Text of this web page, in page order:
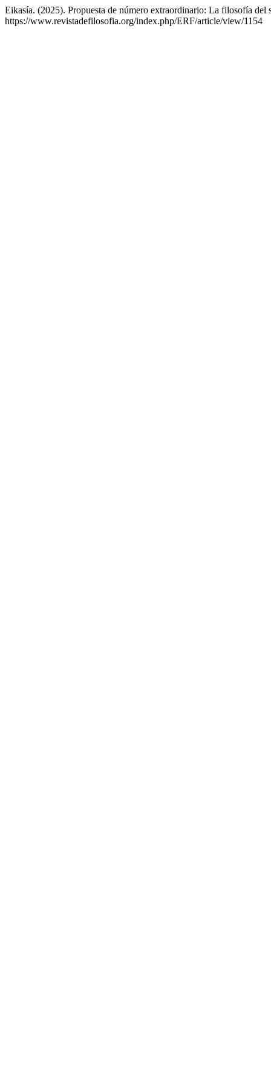
Eikasía. (2025). Propuesta de número extraordinario: La filosofía
https://www.revistadefilosofia.org/index.php/ERF/article/view/1154